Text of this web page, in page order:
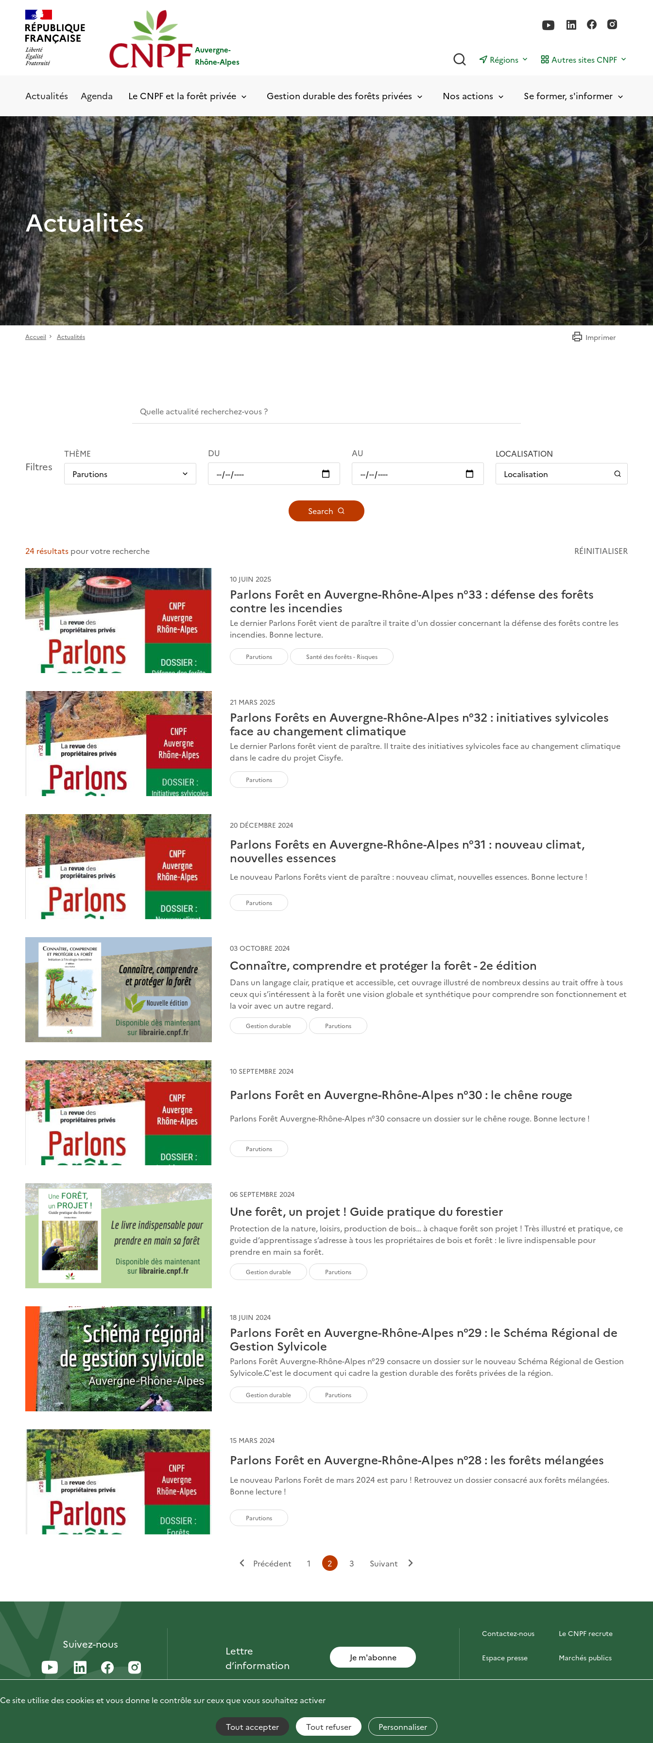
contenu
principal
Auvergne-
Rhône-Alpes
Rechercher
Régions Autres sites CNPF
Actualités Agenda Le CNPF et la forêt privée Gestion durable des forêts privées Nos actions Se former, s'informer
Actualités
Accueil Actualités Imprimer
Filtres
THÈME DU AU
LOCALISATION
Localisation
Search
24 résultats pour votre recherche RÉINITIALISER
10 JUIN 2025
Parlons Forêt en Auvergne-Rhône-Alpes n°33 : défense des forêts
contre les incendies
Le dernier Parlons Forêt vient de paraître il traite d'un dossier concernant la défense des forêts contre les
incendies. Bonne lecture.
Parutions Santé des forêts - Risques
21 MARS 2025
Parlons Forêts en Auvergne-Rhône-Alpes n°32 : initiatives sylvicoles
face au changement climatique
Le dernier Parlons forêt vient de paraître. Il traite des initiatives sylvicoles face au changement climatique
dans le cadre du projet Cisyfe.
Parutions
20 DÉCEMBRE 2024
Parlons Forêts en Auvergne-Rhône-Alpes n°31 : nouveau climat,
nouvelles essences
Le nouveau Parlons Forêts vient de paraître : nouveau climat, nouvelles essences. Bonne lecture !
Parutions
03 OCTOBRE 2024
Connaître, comprendre et protéger la forêt - 2e édition
Dans un langage clair, pratique et accessible, cet ouvrage illustré de nombreux dessins au trait offre à tous
ceux qui s’intéressent à la forêt une vision globale et synthétique pour comprendre son fonctionnement et
la voir avec un autre regard.
Gestion durable Parutions
10 SEPTEMBRE 2024
Parlons Forêt en Auvergne-Rhône-Alpes n°30 : le chêne rouge
Parlons Forêt Auvergne-Rhône-Alpes n°30 consacre un dossier sur le chêne rouge. Bonne lecture !
Parutions
06 SEPTEMBRE 2024
Une forêt, un projet ! Guide pratique du forestier
Protection de la nature, loisirs, production de bois… à chaque forêt son projet ! Très illustré et pratique, ce
guide d’apprentissage s’adresse à tous les propriétaires de bois et forêt : le livre indispensable pour
prendre en main sa forêt.
Gestion durable Parutions
18 JUIN 2024
Parlons Forêt en Auvergne-Rhône-Alpes n°29 : le Schéma Régional de
Gestion Sylvicole
Parlons Forêt Auvergne-Rhône-Alpes n°29 consacre un dossier sur le nouveau Schéma Régional de Gestion
Sylvicole.C'est le document qui cadre la gestion durable des forêts privées de la région.
Gestion durable Parutions
15 MARS 2024
Parlons Forêt en Auvergne-Rhône-Alpes n°28 : les forêts mélangées
Le nouveau Parlons Forêt de mars 2024 est paru ! Retrouvez un dossier consacré aux forêts mélangées.
Bonne lecture !
Parutions
Page
Précédent Page
1
Page
courante
2 Page
3
Page
Suivant
Suivez-nous
Lettre
d’information
Je m'abonne
Contactez-nous Le CNPF recrute
Espace presse Marchés publics
PhotoFor Briefly in English
Fils RSS Mentions Légales Plan du site
Ce site utilise des cookies et vous donne le contrôle sur ceux que vous souhaitez activer
Tout accepter Tout refuser Personnaliser